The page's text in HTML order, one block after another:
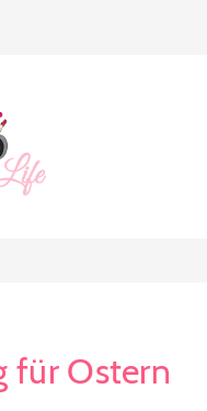
für Ostern